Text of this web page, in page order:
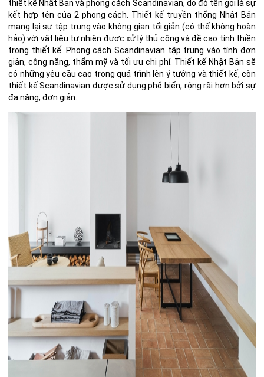
thiết kế Nhật Bản vàphong cách Scandinavian, do đó tên gọi là sự
kết hợp tên của 2 phong cách. Thiết kế truyền thống Nhật Bản
mang lại sự tập trung vào không gian tối giản (có thể không hoàn
hảo) với vật liệu tự nhiên được xử lý thủ công và đề cao tính thiền
trong thiết kế. Phong cách Scandinavian tập trung vào tính đơn
giản, công năng, thẩm mỹ và tối ưu chi phí. Thiết kế Nhật Bản sẽ
có những yêu cầu cao trong quá trình lên ý tưởng và thiết kế, còn
thiết kế Scandinavian được sử dụng phổ biến, rộng rãi hơn bởi sự
đa năng, đơn giản.